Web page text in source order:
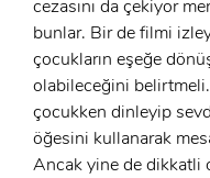
cezasını da çekiyor
bunlar. Bir de filmi
çocukların eşeğe
olabileceğini
çocukken dinleyip
öğesini kullanarak
Ancak yine de dikkatli